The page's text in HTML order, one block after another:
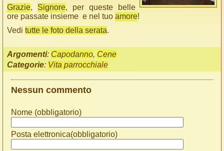
Grazie, Signore, per queste belle
ore passate insieme e nel tuo amore!
Vedi tutte le foto della serata.
Argomenti: Capodanno, Cene
Categorie: Vita parrocchiale
Nessun commento
Nome (obbligatorio)
Posta elettronica(obbligatorio)